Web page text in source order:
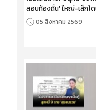
สอบท้องถิ่น' ใหญ่-เล็กโ
05 สิงหาคม 2569